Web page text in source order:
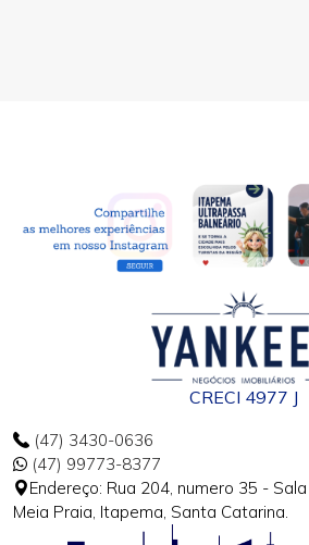
CRECI 4977 J
(47) 3430-0636
(47) 99773-8377
Endereço: Rua 204, numero 35 -
Meia Praia, Itapema, Santa Catarina.